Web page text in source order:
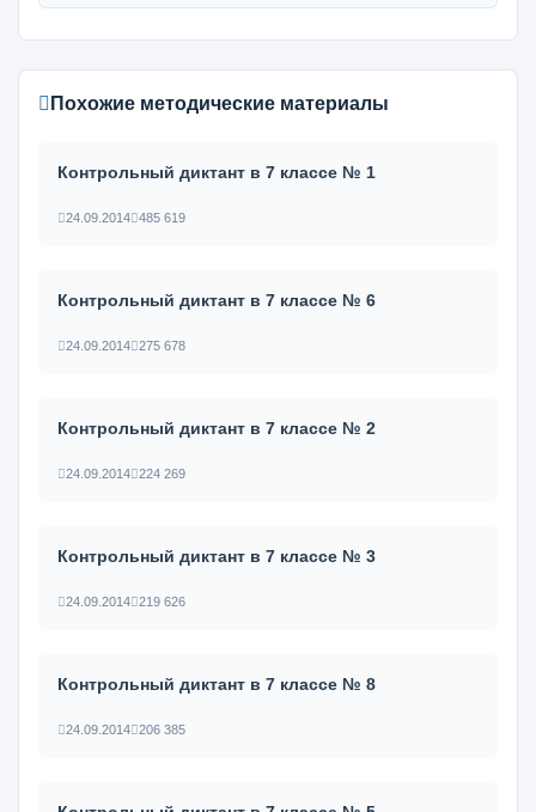
Похожие методические материалы
Контрольный диктант в 7 классе № 1
24.09.2014 485 619
Контрольный диктант в 7 классе № 6
24.09.2014 275 678
Контрольный диктант в 7 классе № 2
24.09.2014 224 269
Контрольный диктант в 7 классе № 3
24.09.2014 219 626
Контрольный диктант в 7 классе № 8
24.09.2014 206 385